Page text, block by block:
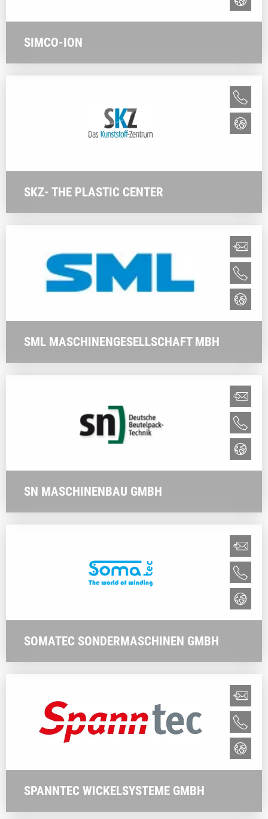
SIMCO-ION
SKZ- THE PLASTIC CENTER
SML MASCHINENGESELLSCHAFT MBH
SN MASCHINENBAU GMBH
SOMATEC SONDERMASCHINEN GMBH
SPANNTEC WICKELSYSTEME GMBH